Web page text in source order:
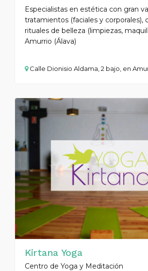
Especialistas en estética con gran
tratamientos (faciales y corporales),
rituales de belleza (limpiezas,
Amurrio (Álava)
Calle Dionisio Aldama, 2 bajo, en
Kirtana Yoga
Centro de Yoga y Meditación